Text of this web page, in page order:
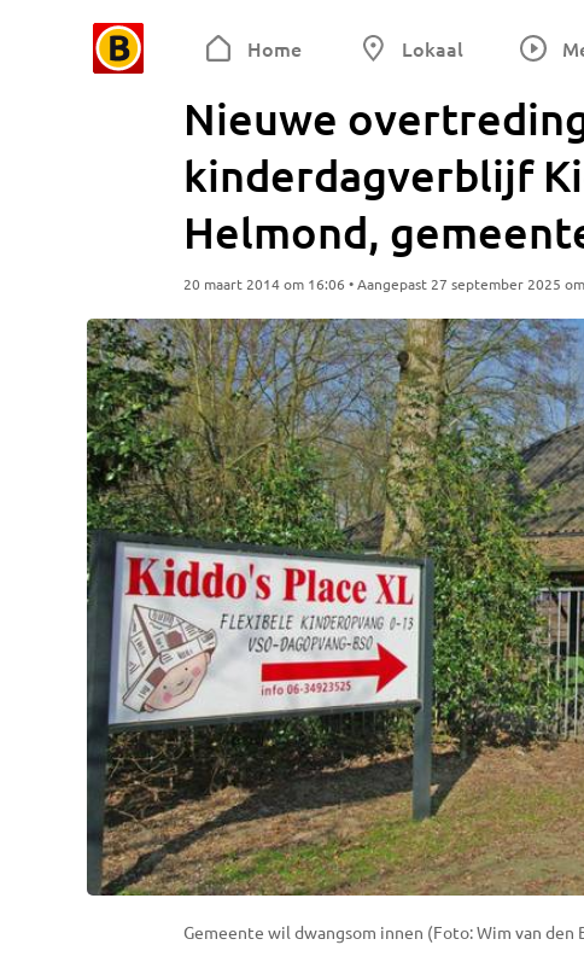
Home Lokaal
Nieuwe
kinderdagverblijf
Helmond,
20 maart 2014 om 16:06 • Aangepast 27 september 2025
Gemeente wil dwangsom innen (Foto: Wim van den